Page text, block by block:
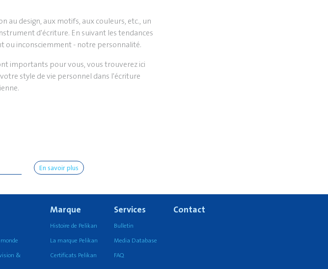
au design, aux motifs, aux couleurs, etc., un
d'écriture. En suivant les tendances
ou inconsciemment - notre personnalité.
importants pour vous, vous trouverez ici
style de vie personnel dans l'écriture
En savoir plus
&
Marque
Histoire de Pelikan
La marque Pelikan
Certificats Pelikan
Services
Bulletin
Media Database
FAQ
Contact